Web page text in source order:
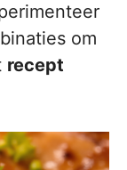
om
recept